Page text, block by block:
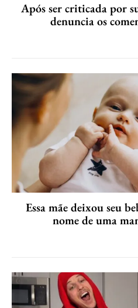
Após ser criticada por
denuncia os
Essa mãe deixou seu
nome de uma